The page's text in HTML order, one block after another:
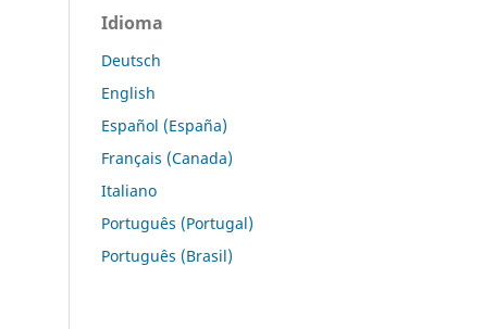
Idioma
Deutsch
English
Español (España)
Français (Canada)
Italiano
Português (Portugal)
Português (Brasil)